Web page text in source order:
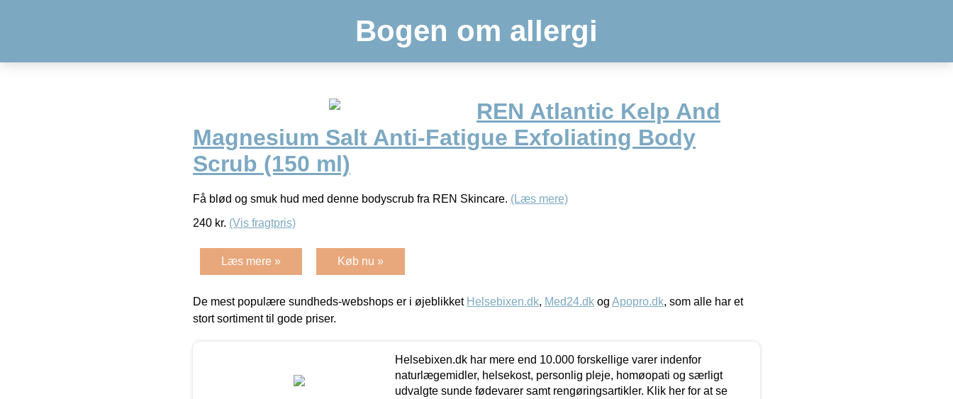
Bogen om allergi
REN Atlantic Kelp And
Magnesium Salt Anti-Fatigue Exfoliating Body
Scrub (150 ml)
Få blød og smuk hud med denne bodyscrub fra REN Skincare. (Læs mere)
240 kr. (Vis fragtpris)
Læs mere » Køb nu »
De mest populære sundheds-webshops er i øjeblikket Helsebixen.dk, Med24.dk og Apopro.dk, som alle har et
stort sortiment til gode priser.
Helsebixen.dk har mere end 10.000 forskellige varer indenfor
naturlægemidler, helsekost, personlig pleje, homøopati og særligt
udvalgte sunde fødevarer samt rengøringsartikler. Klik her for at se